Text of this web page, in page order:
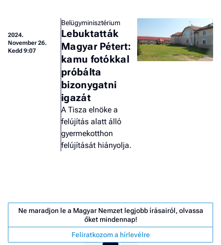
2024.
November 26.
Kedd 9:07
Belügyminisztérium
Lebuktatták
Magyar Pétert:
kamu fotókkal
próbálta
bizonygatni
igazát
A Tisza elnöke a
felújítás alatt álló
gyermekotthon
felújítását hiányolja.
Ne maradjon le a Magyar Nemzet legjobb írásairól, olvassa
őket mindennap!
Feliratkozom a hírlevélre